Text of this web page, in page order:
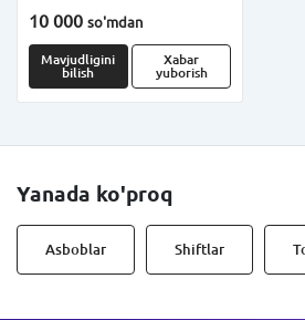
10 000 so'mdan
Mavjudligini
bilish
Xabar
yuborish
Yanada ko'proq
Asboblar Shiftlar